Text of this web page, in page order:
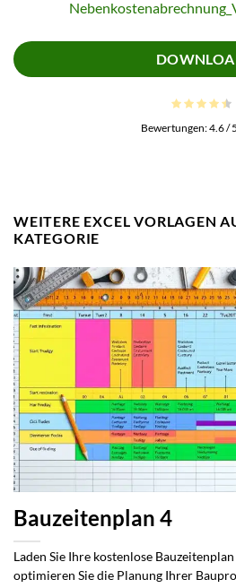
Bewertungen:4.6/
WEITERE EXCEL VORLAGEN
KATEGORIE
Bauzeitenplan 4
Laden Sie Ihre kostenlose
optimieren Sie die Planung Ihrer